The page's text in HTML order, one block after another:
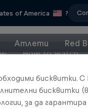
of America ?
Атлети
Red
How to watch
бисквитки.
бисквитки
за да гарантира